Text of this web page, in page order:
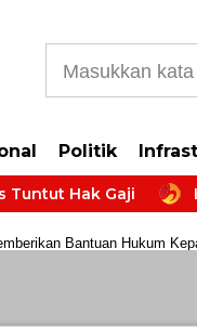
Politik
Hak Gaji Luar
Bantuan Hukum